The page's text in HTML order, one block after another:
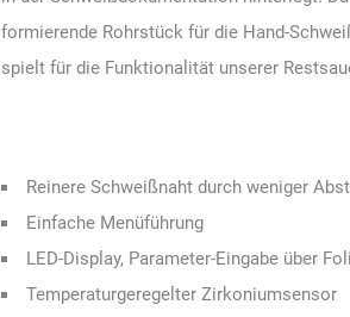
formierende Rohrstück für die Hand-
spielt für die Funktionalität unserer
Reinere Schweißnaht durch weniger
Einfache Menüführung
LED-Display, Parameter-Eingabe über
Temperaturgeregelter Zirkoniumsensor